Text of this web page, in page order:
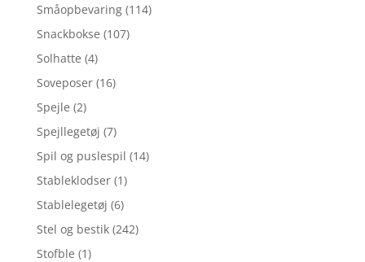
Småopbevaring (114)
Snackbokse (107)
Solhatte (4)
Soveposer (16)
Spejle (2)
Spejllegetøj (7)
Spil og puslespil (14)
Stableklodser (1)
Stablelegetøj (6)
Stel og bestik (242)
Stofble (1)